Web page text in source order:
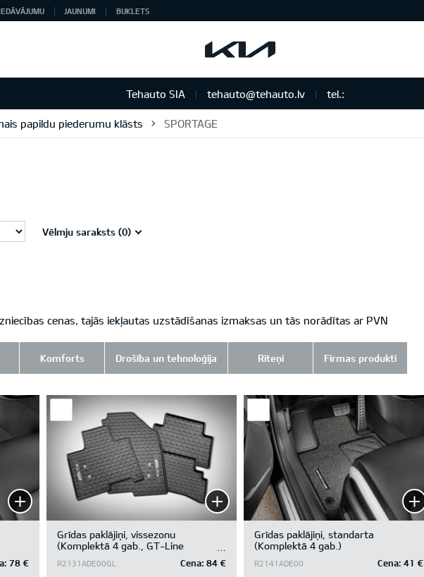
JAUNUMI BUKLETS
Tehauto SIA tehauto@tehauto.lv tel.:
papildu piederumu klāsts SPORTAGE
Vēlmju saraksts (0)
cenas, tajās iekļautas uzstādīšanas izmaksas un tās norādītas ar PVN
Komforts Drošība un tehnoloģija Riteņi Firmas produkti
78 €
Grīdas paklājiņi, vissezonu
(Komplektā 4 gab., GT-Line
R2131ADE00GL Cena: 84 €
Grīdas paklājiņi, standarta
(Komplektā 4 gab.)
R2141ADE00 Cena: 41 €